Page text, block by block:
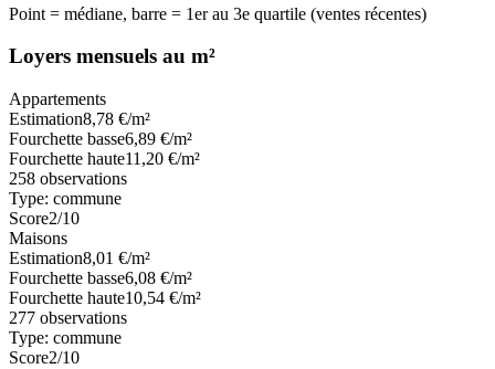
Point = médiane, barre = 1er au 3e quartile (ventes récentes)
Loyers mensuels au m²
Appartements
Estimation8,78 €/m²
Fourchette basse6,89 €/m²
Fourchette haute11,20 €/m²
258 observations
Type: commune
Score2/10
Maisons
Estimation8,01 €/m²
Fourchette basse6,08 €/m²
Fourchette haute10,54 €/m²
277 observations
Type: commune
Score2/10